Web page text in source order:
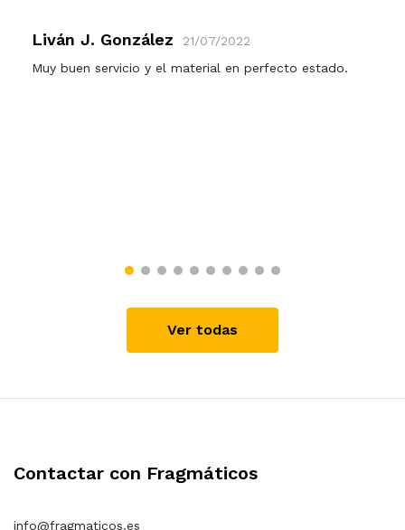
Liván J. González
21/07/2022
Muy buen servicio y el material en perfecto estado.
Ver todas
Contactar con Fragmáticos
info@fragmaticos.es